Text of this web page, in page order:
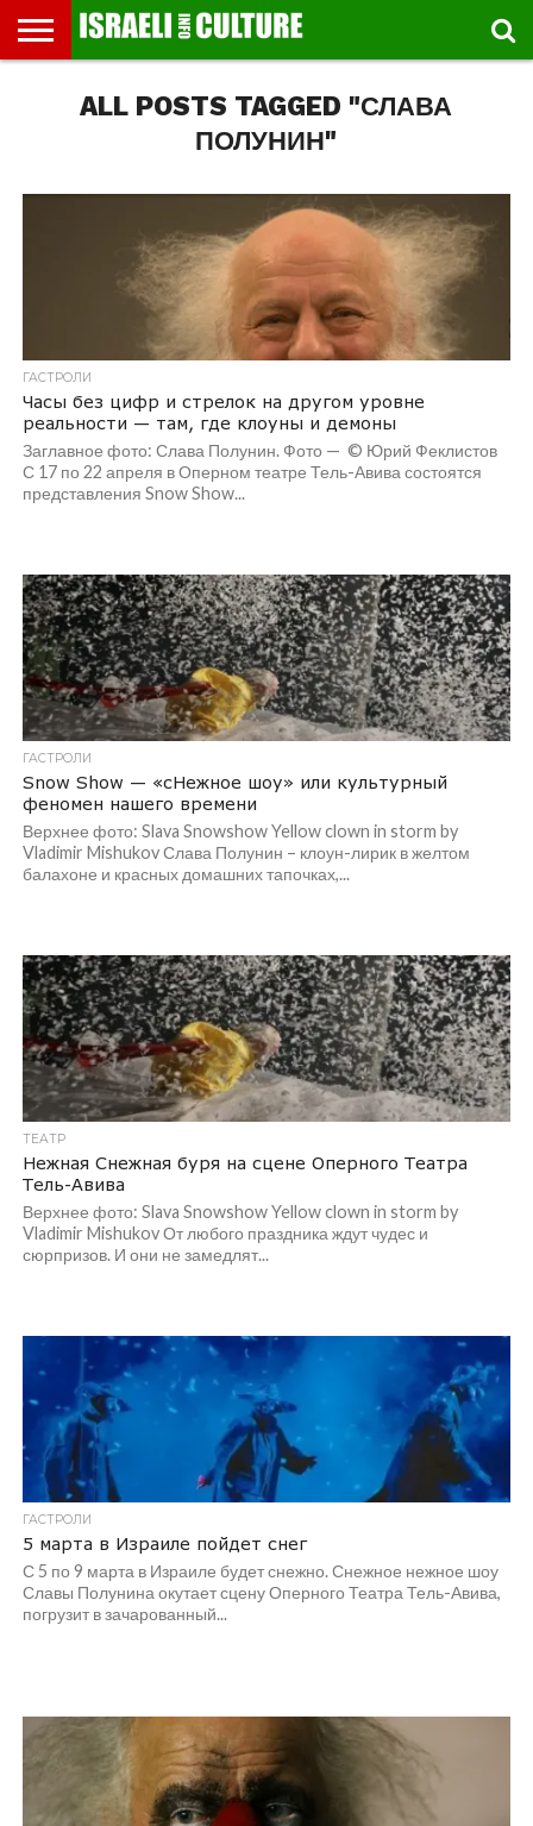
МУЗЕИ
СТРАНА
ФЕСТИВАЛЕЙ
ТЕАТР
КНИГИ.
ТЕКСТЫ
МУЗЫКА
РЕЛИГИЯ/
ИСТОРИЯ
ДВИЖЕНИЕ
ДЕТИ
ВЫХОДНОГО
МАРШРУТЫ
ПРОГУЛЬЩИКА
ВИДЕО-
РЕЧИ
ВПЕЧАТЛЕНИЯ
ВСТРЕЧИ
ИНТЕРВЬЮ
КИНО
AVIVALL POSTS TAGGED "СЛАВА
ПОЛУНИН"
ГАСТРОЛИ
Часы без цифр и стрелок на другом уровне
реальности — там, где клоуны и демоны
Заглавное фото: Слава Полунин. Фото — © Юрий Феклистов
С 17 по 22 апреля в Оперном театре Тель-Авива состоятся
представления Snow Show...
ГАСТРОЛИ
Snow Show — «сНежное шоу» или культурный
феномен нашего времени
Верхнее фото: Slava Snowshow Yellow clown in storm by
Vladimir Mishukov Слава Полунин – клоун-лирик в желтом
балахоне и красных домашних тапочках,...
ТЕАТР
Нежная Снежная буря на сцене Оперного Театра
Тель-Авива
Верхнее фото: Slava Snowshow Yellow clown in storm by
Vladimir Mishukov От любого праздника ждут чудес и
сюрпризов. И они не замедлят...
ГАСТРОЛИ
5 марта в Израиле пойдет снег
С 5 по 9 марта в Израиле будет снежно. Снежное нежное шоу
Славы Полунина окутает сцену Оперного Театра Тель-Авива,
погрузит в зачарованный...